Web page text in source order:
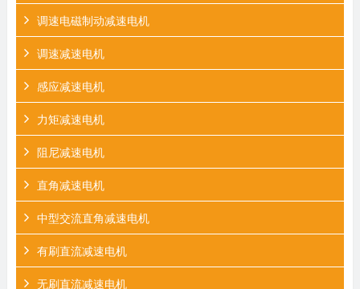
调速电磁制动减速电机
调速减速电机
感应减速电机
力矩减速电机
阻尼减速电机
直角减速电机
中型交流直角减速电机
有刷直流减速电机
无刷直流减速电机